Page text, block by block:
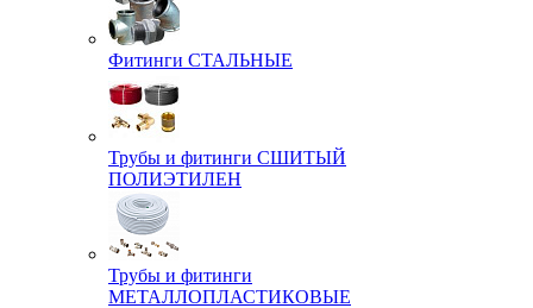
Фитинги СТАЛЬНЫЕ
Трубы и фитинги СШИТЫЙ
ПОЛИЭТИЛЕН
Трубы и фитинги
МЕТАЛЛОПЛАСТИКОВЫЕ